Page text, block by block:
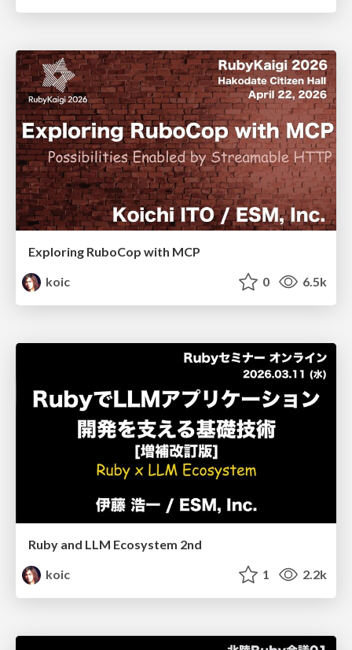
Exploring RuboCop with MCP
koic
0 6.5k
Ruby and LLM Ecosystem 2nd
koic
1 2.2k